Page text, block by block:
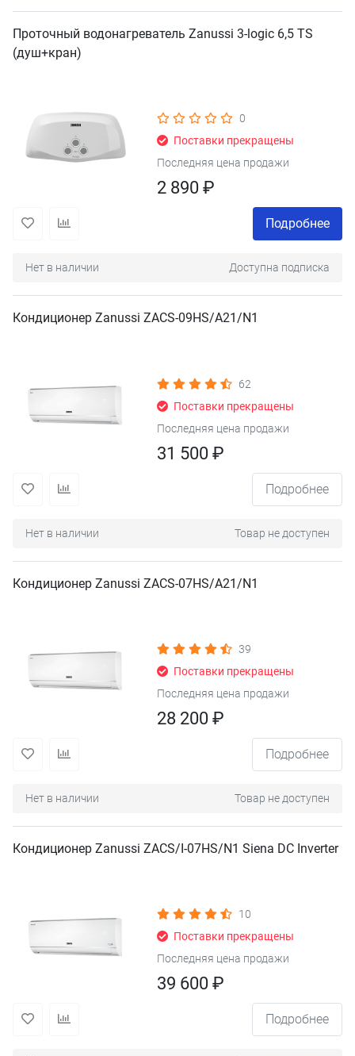
Проточный водонагреватель Zanussi 3-logic 6,5 TS
(душ+кран)
0
Поставки прекращены
Последняя цена продажи
2 890 ₽
Подробнее
Нет в наличии Доступна подписка
Кондиционер Zanussi ZACS-09HS/A21/N1
62
Поставки прекращены
Последняя цена продажи
31 500 ₽
Подробнее
Нет в наличии Товар не доступен
Кондиционер Zanussi ZACS-07HS/A21/N1
39
Поставки прекращены
Последняя цена продажи
28 200 ₽
Подробнее
Нет в наличии Товар не доступен
Кондиционер Zanussi ZACS/I-07HS/N1 Siena DC Inverter
10
Поставки прекращены
Последняя цена продажи
39 600 ₽
Подробнее